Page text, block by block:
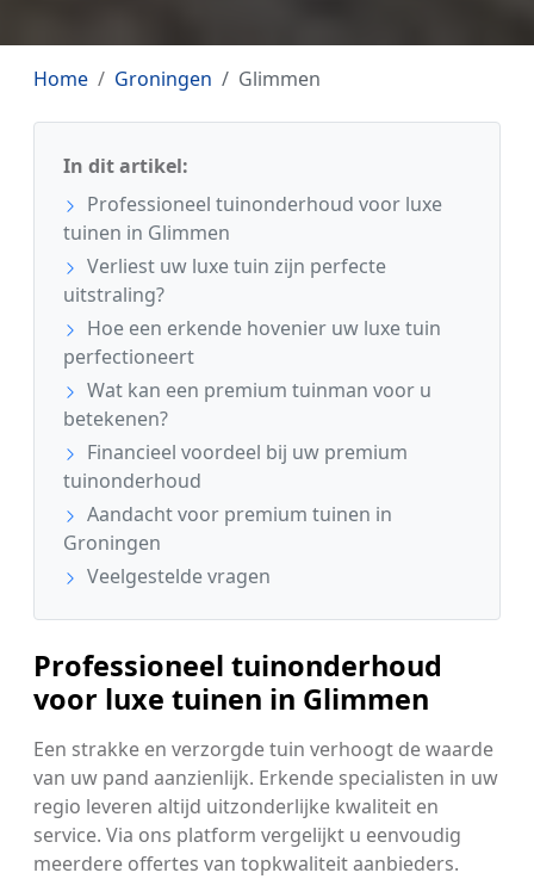
Home Groningen Glimmen
In dit artikel:
Professioneel tuinonderhoud voor luxe
tuinen in Glimmen
Verliest uw luxe tuin zijn perfecte
uitstraling?
Hoe een erkende hovenier uw luxe tuin
perfectioneert
Wat kan een premium tuinman voor u
betekenen?
Financieel voordeel bij uw premium
tuinonderhoud
Aandacht voor premium tuinen in
Groningen
Veelgestelde vragen
Professioneel tuinonderhoud
voor luxe tuinen in Glimmen
Een strakke en verzorgde tuin verhoogt de waarde
van uw pand aanzienlijk. Erkende specialisten in uw
regio leveren altijd uitzonderlijke kwaliteit en
service. Via ons platform vergelijkt u eenvoudig
meerdere offertes van topkwaliteit aanbieders.